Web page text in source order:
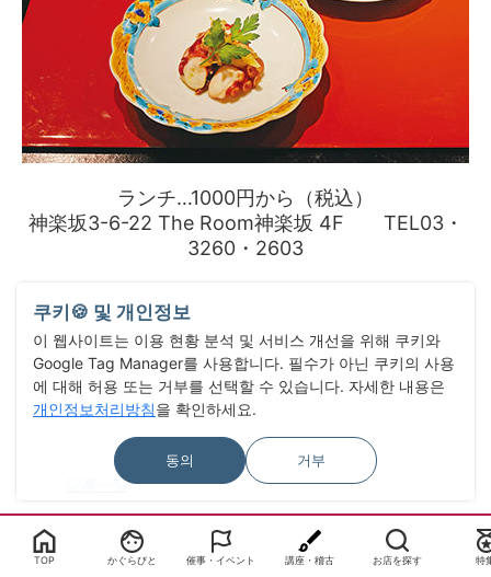
ランチ…1000円から（税込）
神楽坂3-6-22 The Room神楽坂 4F TEL03・
3260・2603
記事一覧
TOP かぐらびと 催事・イベント 講座・稽古 お店を探す 特
쿠키🍪 및 개인정보
이 웹사이트는 이용 현황 분석 및 서비스 개선을 위해 쿠키와
Google Tag Manager를 사용합니다. 필수가 아닌 쿠키의 사용
에 대해 허용 또는 거부를 선택할 수 있습니다. 자세한 내용은
개인정보처리방침을 확인하세요.
동의 거부